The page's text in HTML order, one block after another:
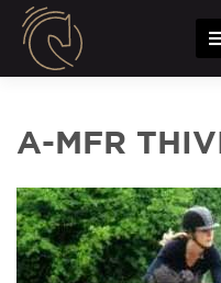
A-MFR
Panneau de gestion